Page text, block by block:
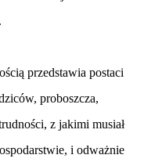
przedstawia postaci
proboszcza,
z jakimi musiał
i odważnie